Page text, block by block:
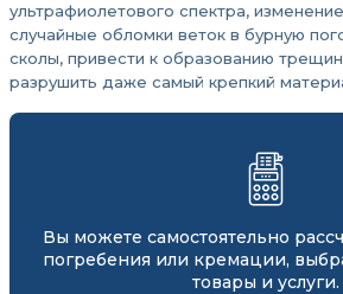
ультрафиолетового спектра,
случайные обломки веток в бурную
сколы, привести к образованию
разрушить даже самый крепкий
Вы можете самостоятельно
погребения или кремации,
товары и услуги.